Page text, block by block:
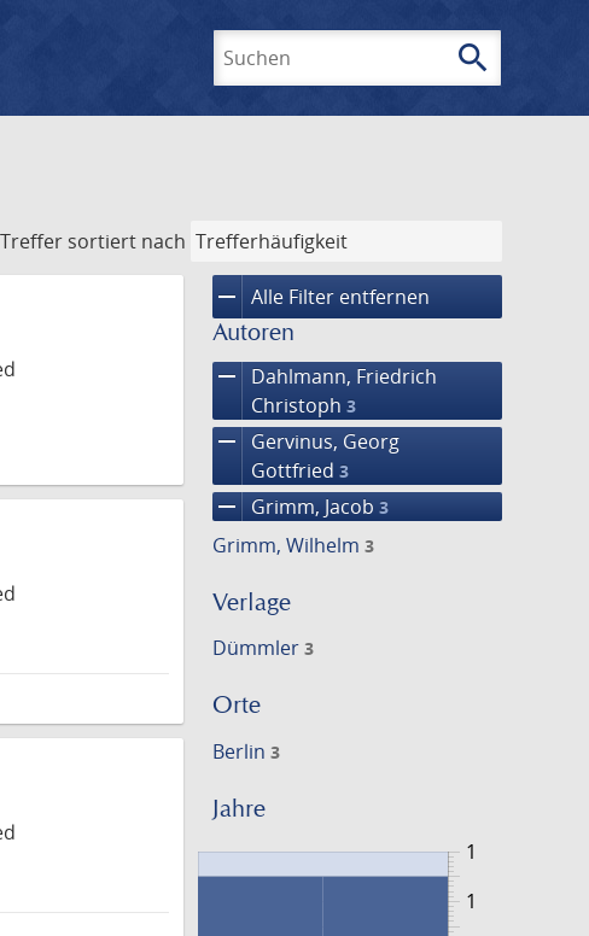
search
sortiert nach
remove Alle Filter entfernen
Autoren
remove
Dahlmann, Friedrich
Christoph 3
remove
Gervinus, Georg
Gottfried 3
remove Grimm, Jacob 3
Grimm, Wilhelm 3
Verlage
Dümmler 3
Orte
Berlin 3
Jahre
1
1